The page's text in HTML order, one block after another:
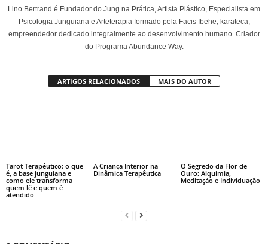
Lino Bertrand é Fundador do Jung na Prática, Artista Plástico, Especialista em
Psicologia Junguiana e Arteterapia formado pela Facis Ibehe, karateca,
empreendedor dedicado integralmente ao desenvolvimento humano. Criador
do Programa Abundance Way.
ARTIGOS RELACIONADOS MAIS DO AUTOR
Tarot Terapêutico: o que
é, a base junguiana e
como ele transforma
quem lê e quem é
atendido
A Criança Interior na
Dinâmica Terapêutica
O Segredo da Flor de
Ouro: Alquimia,
Meditação e Individuação